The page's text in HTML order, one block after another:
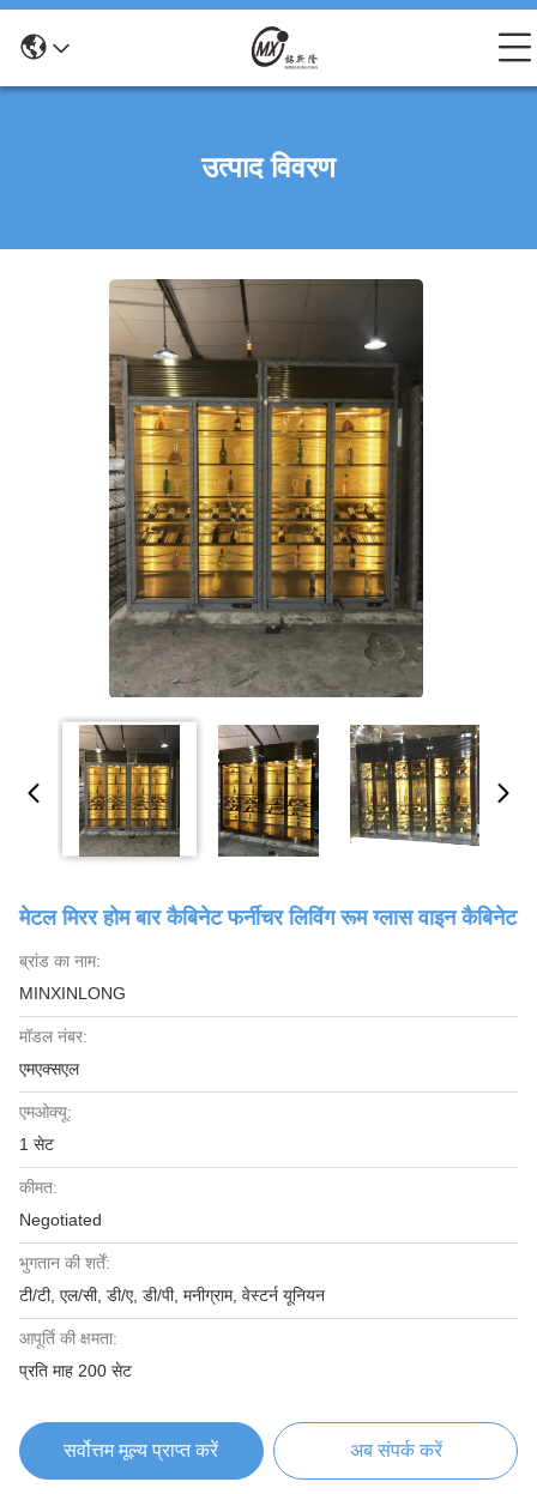
उत्पाद विवरण
मेटल मिरर होम बार कैबिनेट फर्नीचर लिविंग रूम ग्लास वाइन कैबिनेट
ब्रांड का नाम:
MINXINLONG
मॉडल नंबर:
एमएक्सएल
एमओक्यू:
1 सेट
कीमत:
Negotiated
भुगतान की शर्तें:
टी/टी, एल/सी, डी/ए, डी/पी, मनीग्राम, वेस्टर्न यूनियन
आपूर्ति की क्षमता:
प्रति माह 200 सेट
सर्वोत्तम मूल्य प्राप्त करें अब संपर्क करें